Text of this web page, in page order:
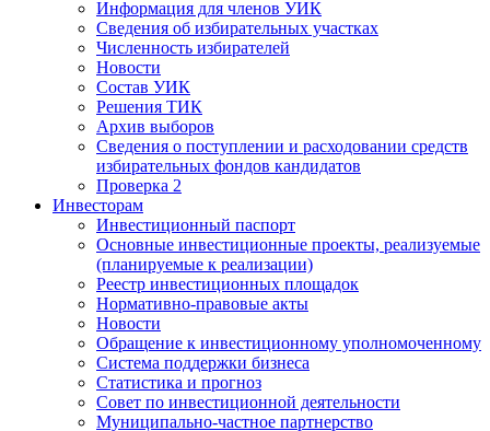
Информация для членов УИК
Сведения об избирательных участках
Численность избирателей
Новости
Состав УИК
Решения ТИК
Архив выборов
Сведения о поступлении и расходовании средств
избирательных фондов кандидатов
Проверка 2
Инвесторам
Инвестиционный паспорт
Основные инвестиционные проекты, реализуемые
(планируемые к реализации)
Реестр инвестиционных площадок
Нормативно-правовые акты
Новости
Обращение к инвестиционному уполномоченному
Система поддержки бизнеса
Статистика и прогноз
Совет по инвестиционной деятельности
Муниципально-частное партнерство